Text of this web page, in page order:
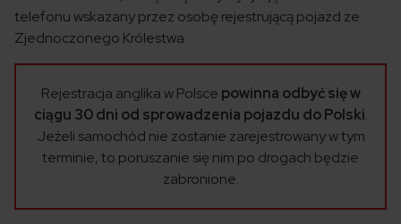
telefonu wskazany przez osobę rejestrującą pojazd ze
Zjednoczonego Królestwa.
Rejestracja anglika w Polsce powinna odbyć się w
ciągu 30 dni od sprowadzenia pojazdu do Polski.
Jeżeli samochód nie zostanie zarejestrowany w tym
terminie, to poruszanie się nim po drogach będzie
zabronione.